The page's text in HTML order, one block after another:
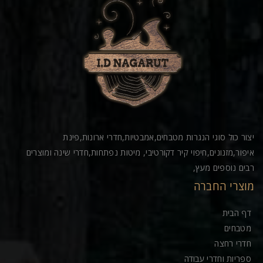
יצור כול סוגי הנגרות מטבחים,אמבטיות,חדרי ארונות,פינת
איפור,מזנונים,חיפוי קיר דקורטיבי, מיטות נפתחות,חדרי שינה ומוצרים
רבים נוספים מעץ,
מוצרי החברה
דף הבית
מטבחים
חדרי רחצה
ספריות וחדרי עבודה